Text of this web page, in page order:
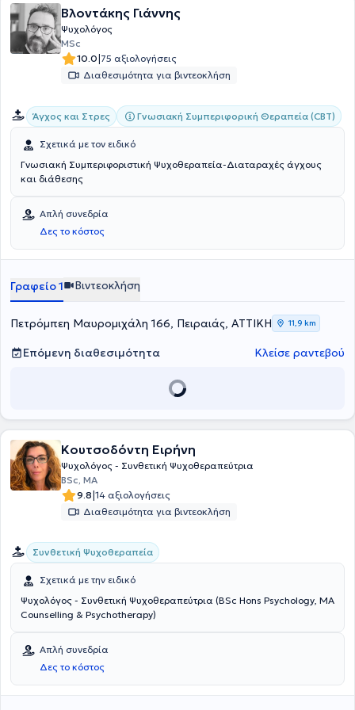
Συστημική Προσέγγιση. Η θεραπεία εστιάζει σε μια σταθερή και
καλή θεραπευτική σχέση ως βάση της εξελικτικής και
προοδευτικής της πορείας.
Βλοντάκης Γιάννης
Ψυχολόγος
MSc
10.0|75 αξιολογήσεις
Διαθεσιμότητα για βιντεοκλήση
Άγχος και Στρες Γνωσιακή Συμπεριφορική Θεραπεία (CBT)
Σχετικά με τον ειδικό
Γνωσιακή Συμπεριφοριστική Ψυχοθεραπεία-Διαταραχές άγχους
και διάθεσης
Απλή συνεδρία
Δες το κόστος
Γραφείο 1 Βιντεοκλήση
Πετρόμπεη Μαυρομιχάλη 166, Πειραιάς, ΑΤΤΙΚΗ 11,9 km
Επόμενη διαθεσιμότητα Κλείσε ραντεβού
Κουτσοδόντη Ειρήνη
Ψυχολόγος - Συνθετική Ψυχοθεραπεύτρια
BSc, MA
9.8|14 αξιολογήσεις
Διαθεσιμότητα για βιντεοκλήση
Συνθετική Ψυχοθεραπεία
Σχετικά με την ειδικό
Ψυχολόγος - Συνθετική Ψυχοθεραπεύτρια (BSc Hons Psychology, ΜΑ
Counselling & Psychotherapy)
Απλή συνεδρία
Δες το κόστος